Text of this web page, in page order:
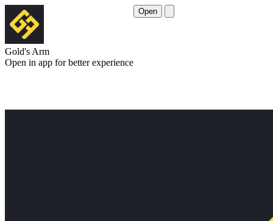
Gold's Arm
Open in app for better experience
Open